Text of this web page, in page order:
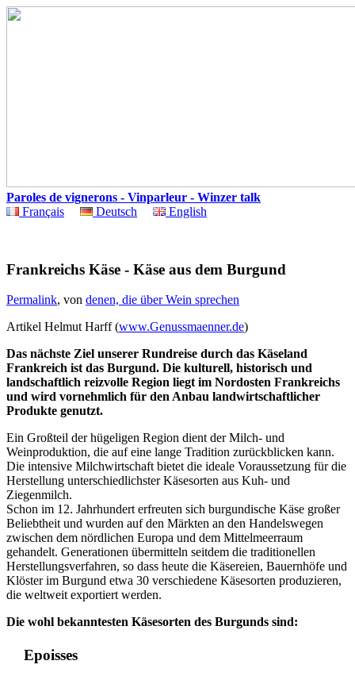
Paroles de vignerons - Vinparleur - Winzer talk
Français
Deutsch English
Frankreichs Käse - Käse aus dem Burgund
Permalink, von denen, die über Wein sprechen
Artikel Helmut Harff (www.Genussmaenner.de)
Das nächste Ziel unserer Rundreise durch das Käseland
Frankreich ist das Burgund. Die kulturell, historisch und
landschaftlich reizvolle Region liegt im Nordosten Frankreichs
und wird vornehmlich für den Anbau landwirtschaftlicher
Produkte genutzt.
Ein Großteil der hügeligen Region dient der Milch- und
Weinproduktion, die auf eine lange Tradition zurückblicken kann.
Die intensive Milchwirtschaft bietet die ideale Voraussetzung für die
Herstellung unterschiedlichster Käsesorten aus Kuh- und
Ziegenmilch.
Schon im 12. Jahrhundert erfreuten sich burgundische Käse großer
Beliebtheit und wurden auf den Märkten an den Handelswegen
zwischen dem nördlichen Europa und dem Mittelmeerraum
gehandelt. Generationen übermitteln seitdem die traditionellen
Herstellungsverfahren, so dass heute die Käsereien, Bauernhöfe und
Klöster im Burgund etwa 30 verschiedene Käsesorten produzieren,
die weltweit exportiert werden.
Die wohl bekanntesten Käsesorten des Burgunds sind:
Epoisses